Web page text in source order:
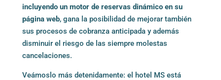
incluyendo un motor de reservas dinámico en su
página web, gana la posibilidad de mejorar también
sus procesos de cobranza anticipada y además
disminuir el riesgo de las siempre molestas
cancelaciones.
Veámoslo más detenidamente: el hotel MS está